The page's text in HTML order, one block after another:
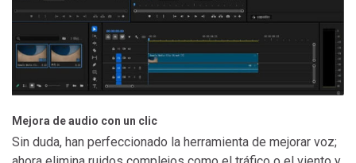
Mejora de audio con un clic
Sin duda, han perfeccionado la herramienta de mejorar voz;